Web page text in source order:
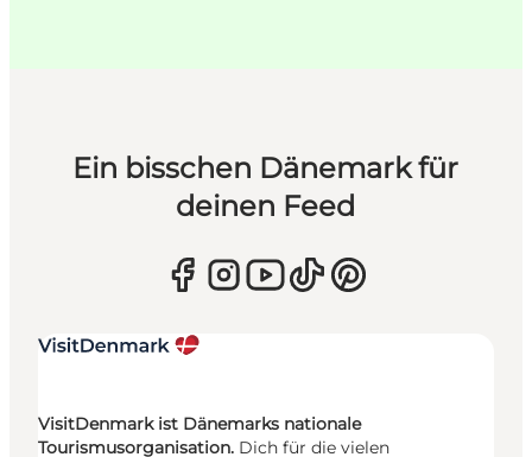
Ein bisschen Dänemark für
deinen Feed
VisitDenmark ist Dänemarks nationale
Tourismusorganisation. Dich für die vielen